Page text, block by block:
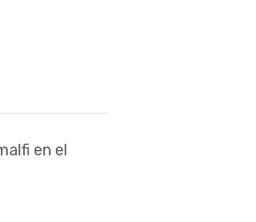
en el